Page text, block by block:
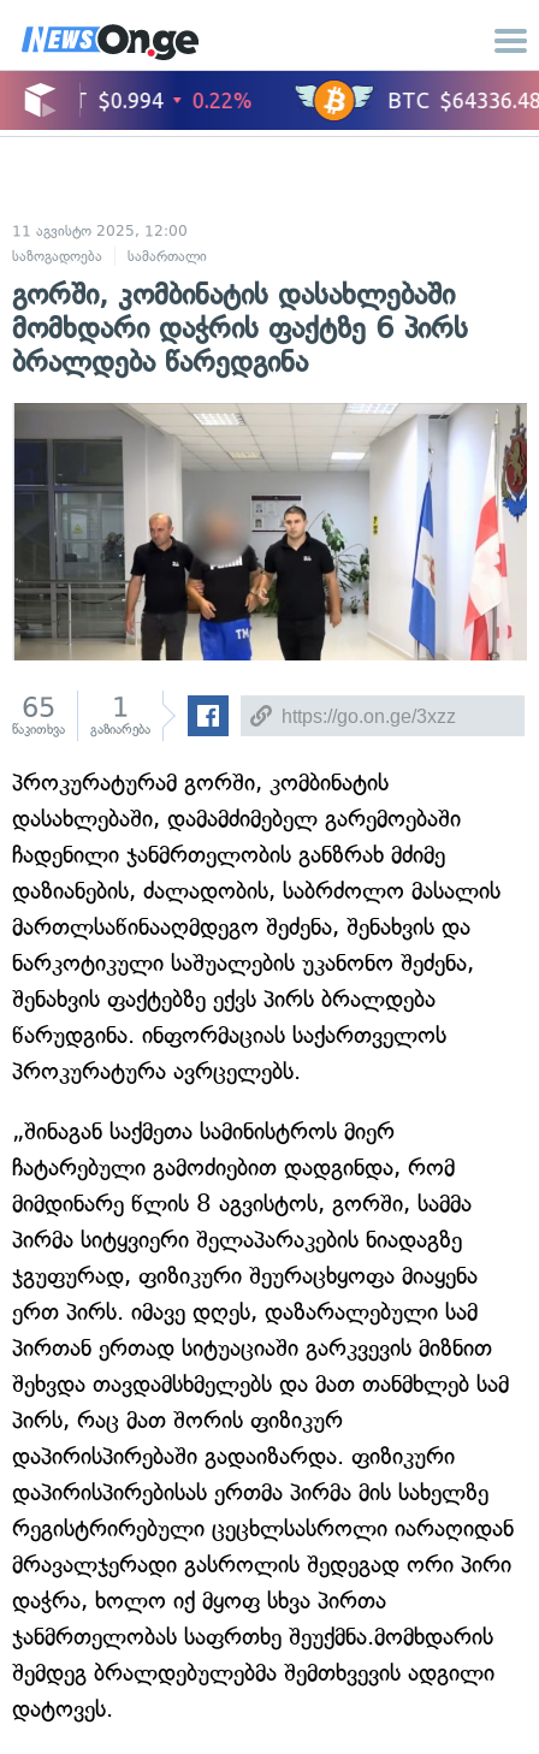
11 აგვისტო 2025, 12:00
საზოგადოება
სამართალი
გორში, კომბინატის დასახლებაში
მომხდარი დაჭრის ფაქტზე 6 პირს
ბრალდება წარედგინა
65
წაკითხვა
1
გაზიარება
პროკურატურამ გორში, კომბინატის
დასახლებაში, დამამძიმებელ გარემოებაში
ჩადენილი ჯანმრთელობის განზრახ მძიმე
დაზიანების, ძალადობის, საბრძოლო მასალის
მართლსაწინააღმდეგო შეძენა, შენახვის და
ნარკოტიკული საშუალების უკანონო შეძენა,
შენახვის ფაქტებზე ექვს პირს ბრალდება
წარუდგინა. ინფორმაციას საქართველოს
პროკურატურა ავრცელებს.
„შინაგან საქმეთა სამინისტროს მიერ
ჩატარებული გამოძიებით დადგინდა, რომ
მიმდინარე წლის 8 აგვისტოს, გორში, სამმა
პირმა სიტყვიერი შელაპარაკების ნიადაგზე
ჯგუფურად, ფიზიკური შეურაცხყოფა მიაყენა
ერთ პირს. იმავე დღეს, დაზარალებული სამ
პირთან ერთად სიტუაციაში გარკვევის მიზნით
შეხვდა თავდამსხმელებს და მათ თანმხლებ სამ
პირს, რაც მათ შორის ფიზიკურ
დაპირისპირებაში გადაიზარდა. ფიზიკური
დაპირისპირებისას ერთმა პირმა მის სახელზე
რეგისტრირებული ცეცხლსასროლი იარაღიდან
მრავალჯერადი გასროლის შედეგად ორი პირი
დაჭრა, ხოლო იქ მყოფ სხვა პირთა
ჯანმრთელობას საფრთხე შეუქმნა.მომხდარის
შემდეგ ბრალდებულებმა შემთხვევის ადგილი
დატოვეს.